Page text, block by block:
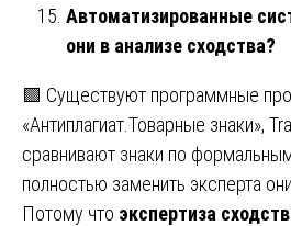
Автоматизированные
они в анализе сходства?
🟩 Существуют программные
«Антиплагиат.Товарные знаки»,
сравнивают знаки по
полностью заменить эксперта
Потому что экспертиза